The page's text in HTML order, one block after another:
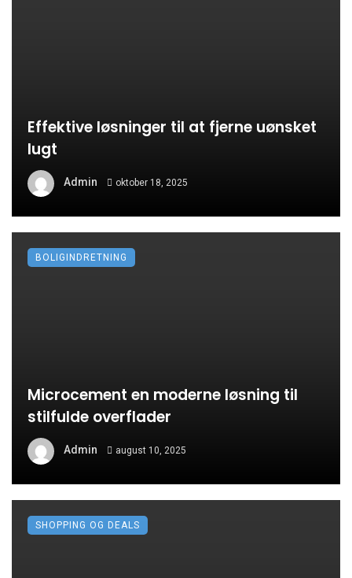
Effektive løsninger til at fjerne uønsket
lugt
Admin oktober 18, 2025
Microcement en moderne løsning til
stilfulde overflader
Admin august 10, 2025
BOLIGINDRETNING
SHOPPING OG DEALS